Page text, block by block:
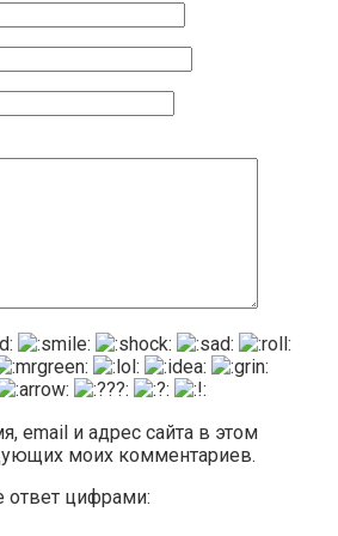
email и адрес сайта в этом
моих комментариев.
ответ цифрами: